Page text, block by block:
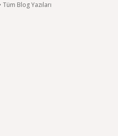
Tüm Blog Yazıları